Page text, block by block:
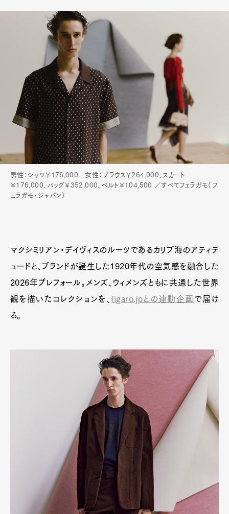
男性：シャツ￥176,000 女性：ブラウス￥264,000、スカート
￥176,000、バッグ￥352,000、ベルト￥104,500 ／すべてフェラガモ（フ
ェラガモ・ジャパン）
マクシミリアン・デイヴィスのルーツであるカリブ海のアティテ
ュードと、ブランドが誕生した1920年代の空気感を融合した
2026年プレフォール。メンズ、ウィメンズともに共通した世界
観を描いたコレクションを、figaro.jpとの連動企画 で届け
る。